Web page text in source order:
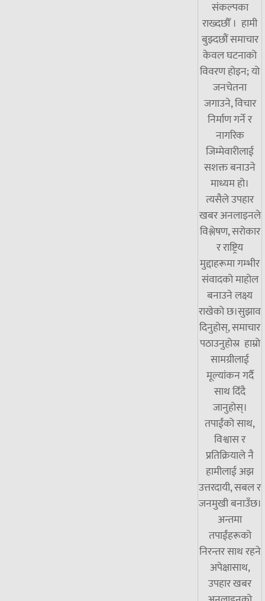
संकल्पका
राख्दछौँ । हामी
बुझ्दछौं समाचार
केवल घटनाको
विवरण होइन; यो
जनचेतना
जगाउने, विचार
निर्माण गर्ने र
नागरिक
जिम्मेवारीलाई
सशक्त बनाउने
माध्यम हो।
त्यसैले उपहार
खबर अनलाइनले
विश्लेषण, सरोकार
र राष्ट्रिय
मुद्दाहरूमा गम्भीर
संवादको माहोल
बनाउने लक्ष्य
राखेको छ।सुझाव
दिनुहोस्, समाचार
पठाउनुहोस्र हाम्रो
सामग्रीलाई
मूल्यांकन गर्दै
साथ दिँदै
जानुहोस्।
तपाईंको साथ,
विश्वास र
प्रतिक्रियाले नै
हामीलाई अझ
उत्तरदायी, सबल र
जनमुखी बनाउँछ।
अन्तमा
तपाईंहरूको
निरन्तर साथ रहने
अपेक्षासाथ,
उपहार खबर